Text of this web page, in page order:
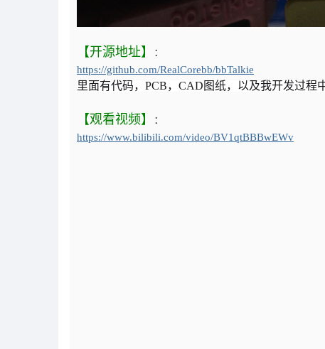
【开源地址】
：
https://github.com/RealCorebb/bbTalkie
里面有代码，PCB，CAD图纸，以及我开发过程
【观看视频】
：
https://www.bilibili.com/video/BV1qtBBBwEWv